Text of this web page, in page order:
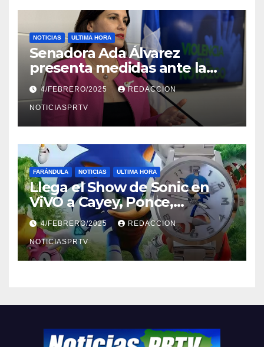
NOTICIAS ULTIMA HORA
Senadora Ada Álvarez
presenta medidas ante la
violencia en el noviazgo
4/FEBRERO/2025 REDACCION
NOTICIASPRTV
FARÁNDULA NOTICIAS ULTIMA HORA
Llega el Show de Sonic en
ViVO a Cayey, Ponce,
Barceloneta y Humacao,
Relojes gratis para el que
compre ahora….
4/FEBRERO/2025 REDACCION
NOTICIASPRTV